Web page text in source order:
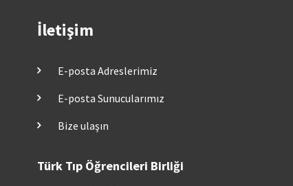
İletişim
E-posta Adreslerimiz
E-posta Sunucularımız
Bize ulaşın
Türk Tıp Öğrencileri Birliği